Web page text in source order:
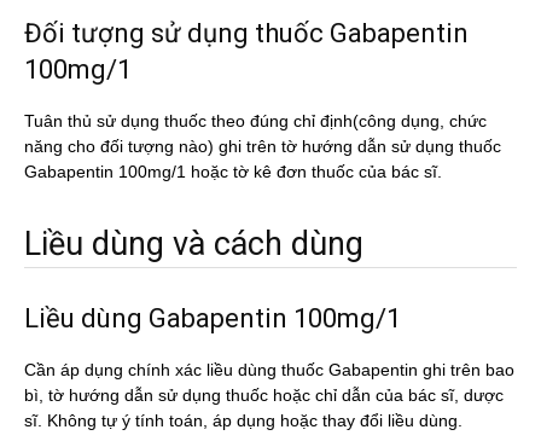
Đối tượng sử dụng thuốc Gabapentin
100mg/1
Tuân thủ sử dụng thuốc theo đúng chỉ định(công dụng, chức
năng cho đối tượng nào) ghi trên tờ hướng dẫn sử dụng thuốc
Gabapentin 100mg/1 hoặc tờ kê đơn thuốc của bác sĩ.
Liều dùng và cách dùng
Liều dùng Gabapentin 100mg/1
Cần áp dụng chính xác liều dùng thuốc Gabapentin ghi trên bao
bì, tờ hướng dẫn sử dụng thuốc hoặc chỉ dẫn của bác sĩ, dược
sĩ. Không tự ý tính toán, áp dụng hoặc thay đổi liều dùng.